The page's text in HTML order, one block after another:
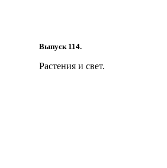
Выпуск 114.
Растения и свет.